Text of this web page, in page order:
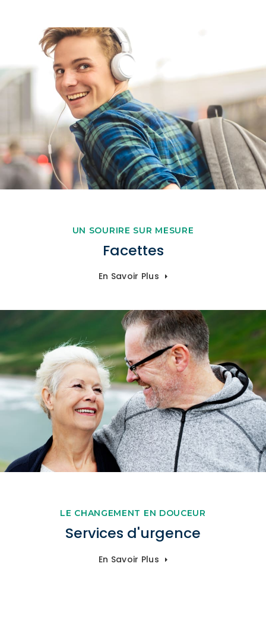
UN SOURIRE SUR MESURE
Facettes
En Savoir Plus
LE CHANGEMENT EN DOUCEUR
Services d'urgence
En Savoir Plus